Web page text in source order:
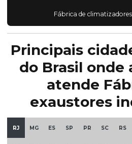
Fábrica de
Principais
do Brasil onde
atende
exaustores
RJ MG ES SP PR SC RS